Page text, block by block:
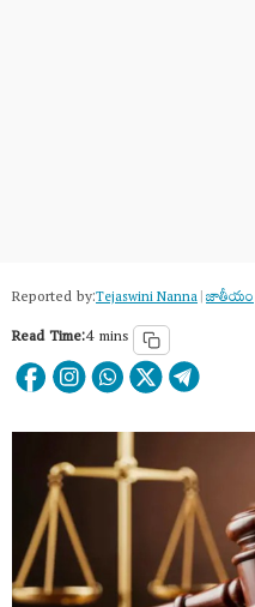
Reported by:Tejaswini Nanna|జాతీయం
Read Time:4 mins